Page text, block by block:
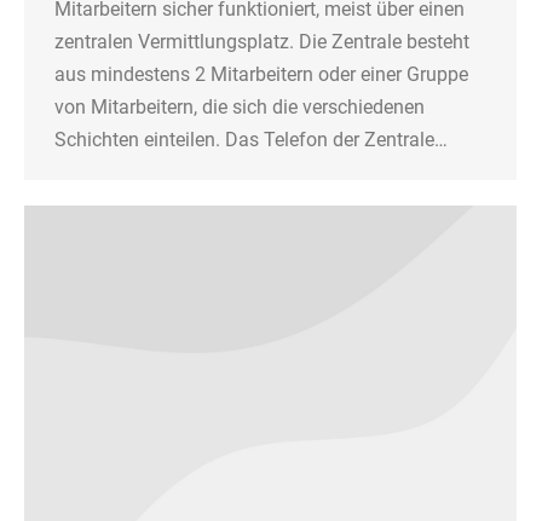
Mitarbeitern sicher funktioniert, meist über einen
zentralen Vermittlungsplatz. Die Zentrale besteht
aus mindestens 2 Mitarbeitern oder einer Gruppe
von Mitarbeitern, die sich die verschiedenen
Schichten einteilen. Das Telefon der Zentrale…